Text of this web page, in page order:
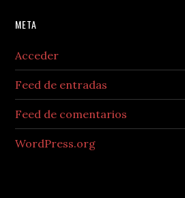
META
Acceder
Feed de entradas
Feed de comentarios
WordPress.org